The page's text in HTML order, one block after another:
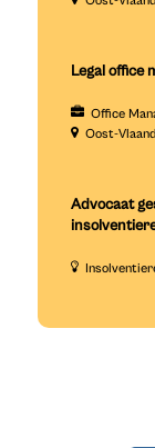
Legal office
Office
Oost-
Advocaat